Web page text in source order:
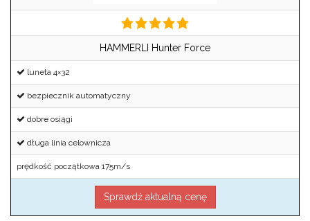
HAMMERLI Hunter Force
luneta 4×32
bezpiecznik automatyczny
dobre osiągi
długa linia celownicza
prędkość początkowa 175m/s
Sprawdź aktualną cenę